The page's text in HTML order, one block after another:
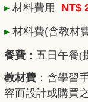
▸ 材料費用 NT$
▸ 材料費(含教材
餐費 ：五日 午餐(
教材費 ： 含學習
容而設計或購買